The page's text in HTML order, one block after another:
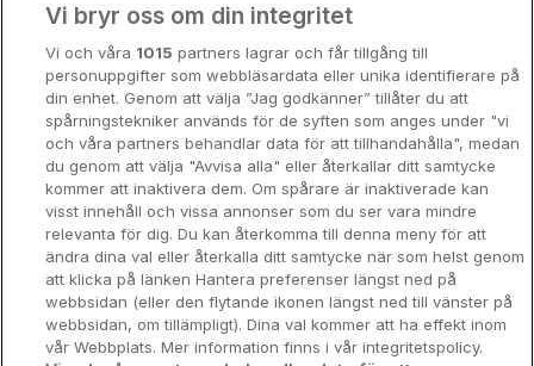
599 DKK
Storstadsweekend
Hotellrum under 995 kr
Spahotell
Sydsverige
Om Hotellpremien
Nya hotell
Stadsweekend
Vi bryr oss om din integritet
Vi och våra 1015 partners lagrar och får tillgång till
personuppgifter som webbläsardata eller unika identifierare på
din enhet. Genom att välja ”Jag godkänner” tillåter du att
spårningstekniker används för de syften som anges under "vi
och våra partners behandlar data för att tillhandahålla", medan
du genom att välja "Avvisa alla" eller återkallar ditt samtycke
kommer att inaktivera dem. Om spårare är inaktiverade kan
visst innehåll och vissa annonser som du ser vara mindre
relevanta för dig. Du kan återkomma till denna meny för att
ändra dina val eller återkalla ditt samtycke när som helst genom
att klicka på länken Hantera preferenser längst ned på
webbsidan (eller den flytande ikonen längst ned till vänster på
webbsidan, om tillämpligt). Dina val kommer att ha effekt inom
vår Webbplats. Mer information finns i vår integritetspolicy.